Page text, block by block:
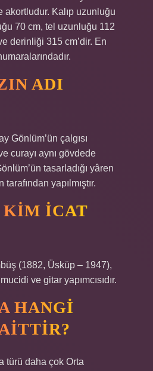
akortludur. Kalıp uzunluğu
70 cm, tel uzunluğu 112
derinliği 315 cm’dir. En
ADI
Gönlüm’ün çalgısı
curayı aynı gövdede
tasarladığı yâren
yapılmıştır.
ICAT
(1882, Üsküp – 1947),
ve gitar yapımcısıdır.
HANGI
türü daha çok Orta